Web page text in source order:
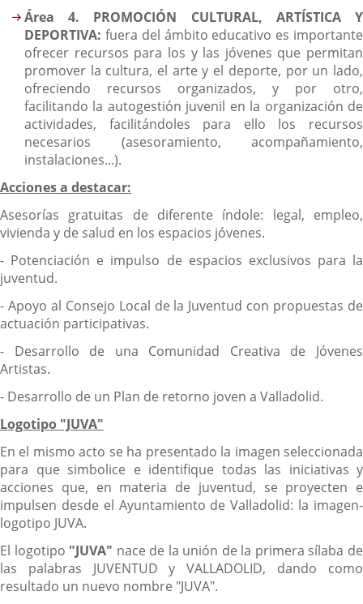
Área 4. PROMOCIÓN CULTURAL, ARTÍSTICA Y
DEPORTIVA: fuera del ámbito educativo es importante
ofrecer recursos para los y las jóvenes que permitan
promover la cultura, el arte y el deporte, por un lado,
ofreciendo recursos organizados, y por otro,
facilitando la autogestión juvenil en la organización de
actividades, facilitándoles para ello los recursos
necesarios (asesoramiento, acompañamiento,
instalaciones...).
Acciones a destacar:
Asesorías gratuitas de diferente índole: legal, empleo,
vivienda y de salud en los espacios jóvenes.
- Potenciación e impulso de espacios exclusivos para la
juventud.
- Apoyo al Consejo Local de la Juventud con propuestas de
actuación participativas.
- Desarrollo de una Comunidad Creativa de Jóvenes
Artistas.
- Desarrollo de un Plan de retorno joven a Valladolid.
Logotipo "JUVA"
En el mismo acto se ha presentado la imagen seleccionada
para que simbolice e identifique todas las iniciativas y
acciones que, en materia de juventud, se proyecten e
impulsen desde el Ayuntamiento de Valladolid: la imagen-
logotipo JUVA.
El logotipo "JUVA" nace de la unión de la primera sílaba de
las palabras JUVENTUD y VALLADOLID, dando como
resultado un nuevo nombre "JUVA".